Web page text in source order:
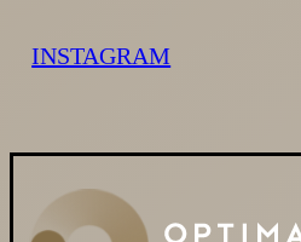
INSTAGRAM